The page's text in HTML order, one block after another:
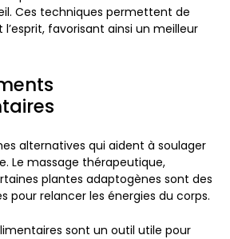
Ces techniques permettent de
favorisant ainsi un meilleur
alternatives qui aident à soulager
Le massage thérapeutique,
plantes adaptogènes sont des
pour relancer les énergies du corps.
sont un outil utile pour